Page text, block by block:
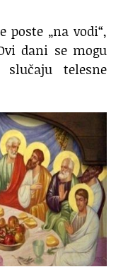
„na vodi“,
dani se mogu
telesne